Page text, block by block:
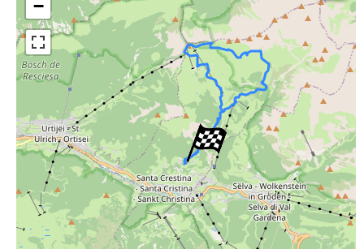
−
Open Topo Map
Open Street Map
ESRI Word Imagery
Photographies aériennes